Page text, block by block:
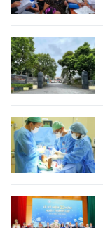
ENGLISH
中文
FRANÇAIS
ESPAÑOL
한국어